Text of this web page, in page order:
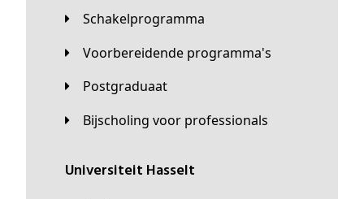
Schakelprogramma
Voorbereidende programma's
Postgraduaat
Bijscholing voor professionals
universiteit Hasselt